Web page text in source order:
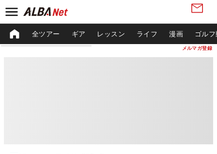
メルマガ登録
全ツアー ギア レッスン ライフ 漫画 ゴル